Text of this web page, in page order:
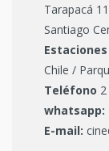
Tarapacá
Santiago
Chile /
Teléfono
whatsapp:
E-mail: